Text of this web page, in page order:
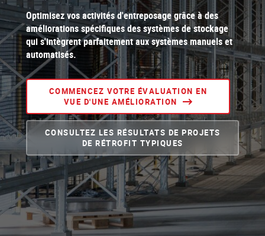
Optimisez vos activités d'entreposage grâce à des
améliorations spécifiques des systèmes de stockage
qui s'intègrent parfaitement aux systèmes manuels et
automatisés.
COMMENCEZ VOTRE ÉVALUATION EN
VUE D'UNE AMÉLIORATION
CONSULTEZ LES RÉSULTATS DE PROJETS
DE RÉTROFIT TYPIQUES